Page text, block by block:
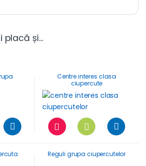
placă și…
Centre interes clasa
ciupercute
Reguli grupa ciupercutelor